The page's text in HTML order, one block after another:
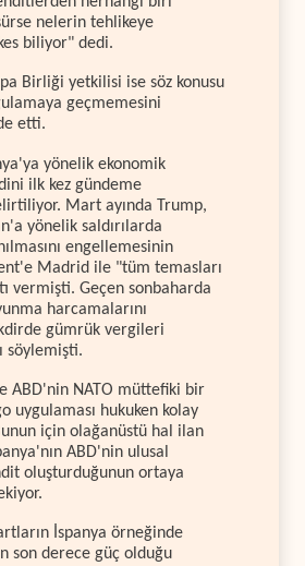
nelerin tehlikeye
biliyor" dedi.
Birliği yetkilisi ise söz konusu
geçmemesini
etti.
yönelik ekonomik
ilk kez gündeme
Mart ayında Trump,
yönelik saldırılarda
engellemesinin
Madrid ile "tüm temasları
vermişti. Geçen sonbaharda
harcamalarını
gümrük vergileri
söylemişti.
ABD'nin NATO müttefiki bir
uygulaması hukuken kolay
için olağanüstü hal ilan
ABD'nin ulusal
oluşturduğunun ortaya
İspanya örneğinde
son derece güç olduğu